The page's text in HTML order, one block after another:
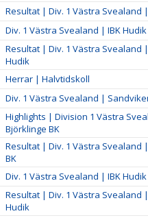
Resultat | Div. 1 Västra Svealand
Div. 1 Västra Svealand | IBK Hudik
Resultat | Div. 1 Västra Svealand
Hudik
Herrar | Halvtidskoll
Div. 1 Västra Svealand |
Highlights | Division 1 Västra
Björklinge BK
Resultat | Div. 1 Västra Svealand
BK
Div. 1 Västra Svealand | IBK
Resultat | Div. 1 Västra Svealand |
Hudik